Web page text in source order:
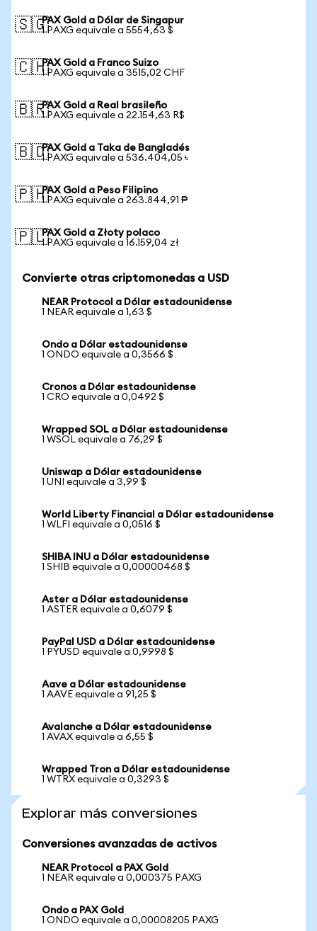
🇸🇬PAX Gold a Dólar de Singapur
1 PAXG equivale a 5554,63 $
🇨🇭PAX Gold a Franco Suizo
1 PAXG equivale a 3515,02 CHF
🇧🇷PAX Gold a Real brasileño
1 PAXG equivale a 22.154,63 R$
🇧🇩PAX Gold a Taka de Bangladés
1 PAXG equivale a 536.404,05 ৳
🇵🇭PAX Gold a Peso Filipino
1 PAXG equivale a 263.844,91 ₱
🇵🇱PAX Gold a Złoty polaco
1 PAXG equivale a 16.159,04 zł
Convierte otras criptomonedas a USD
NEAR Protocol a Dólar estadounidense
1 NEAR equivale a 1,63 $
Ondo a Dólar estadounidense
1 ONDO equivale a 0,3566 $
Cronos a Dólar estadounidense
1 CRO equivale a 0,0492 $
Wrapped SOL a Dólar estadounidense
1 WSOL equivale a 76,29 $
Uniswap a Dólar estadounidense
1 UNI equivale a 3,99 $
World Liberty Financial a Dólar estadounidense
1 WLFI equivale a 0,0516 $
SHIBA INU a Dólar estadounidense
1 SHIB equivale a 0,00000468 $
Aster a Dólar estadounidense
1 ASTER equivale a 0,6079 $
PayPal USD a Dólar estadounidense
1 PYUSD equivale a 0,9998 $
Aave a Dólar estadounidense
1 AAVE equivale a 91,25 $
Avalanche a Dólar estadounidense
1 AVAX equivale a 6,55 $
Wrapped Tron a Dólar estadounidense
1 WTRX equivale a 0,3293 $
Explorar más conversiones
Conversiones avanzadas de activos
NEAR Protocol a PAX Gold
1 NEAR equivale a 0,000375 PAXG
Ondo a PAX Gold
1 ONDO equivale a 0,00008205 PAXG